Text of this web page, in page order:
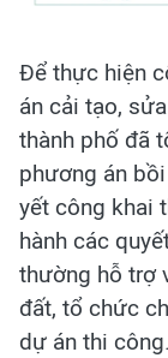
Để thực hiện
án cải tạo,
thành phố đã
phương án
yết công khai
hành các
thường hỗ trợ
đất, tổ chức
dự án thi